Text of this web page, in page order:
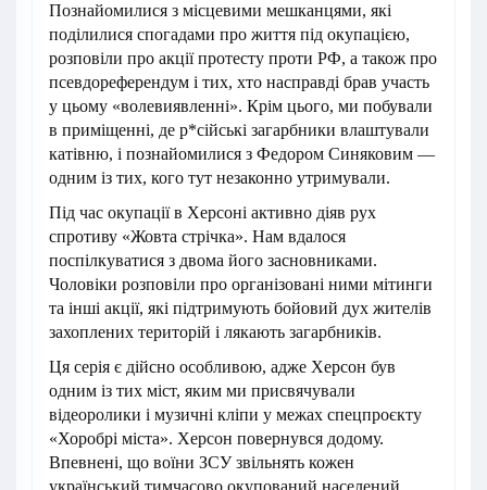
Познайомилися з місцевими мешканцями, які
поділилися спогадами про життя під окупацією,
розповіли про акції протесту проти РФ, а також про
псевдореферендум і тих, хто насправді брав участь
у цьому «волевиявленні». Крім цього, ми побували
в приміщенні, де р*сійські загарбники влаштували
катівню, і познайомилися з Федором Синяковим —
одним із тих, кого тут незаконно утримували.
Під час окупації в Херсоні активно діяв рух
спротиву «Жовта стрічка». Нам вдалося
поспілкуватися з двома його засновниками.
Чоловіки розповіли про організовані ними мітинги
та інші акції, які підтримують бойовий дух жителів
захоплених територій і лякають загарбників.
Ця серія є дійсно особливою, адже Херсон був
одним із тих міст, яким ми присвячували
відеоролики і музичні кліпи у межах спецпроєкту
«Хоробрі міста». Херсон повернувся додому.
Впевнені, що воїни ЗСУ звільнять кожен